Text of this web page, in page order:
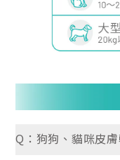
Q：狗狗、貓咪皮